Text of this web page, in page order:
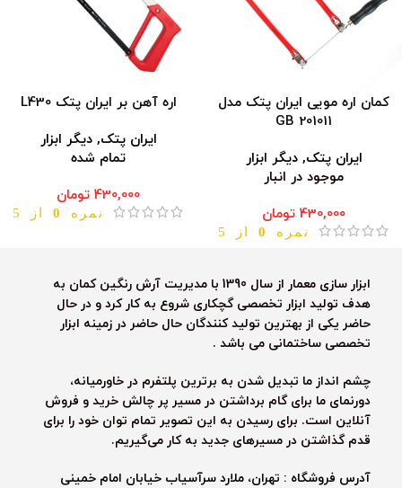
کمان اره مویی ایران پتک مدل
GB 201011
ایران پتک,دیگر ابزار
موجود در انبار
430,000 تومان
نمره 0 از 5
اره آهن بر ایران پتک L430
ایران پتک,دیگر ابزار
تمام شده
430,000 تومان
نمره 0 از 5
ابزار سازی معمار از سال 1390 با مدیریت آرش رنگین کمان به
هدف تولید ابزار تخصصی گچکاری شروع به کار کرد و در حال
حاضر یکی از بهترین تولید کنندگان حال حاضر در زمینه ابزار
تخصصی ساختمانی می باشد .
چشم انداز ما تبدیل شدن به برترین پلتفرم در خاورمیانه،
دورنمای ما برای گام برداشتن در مسیر پر چالش خرید و فروش
آنلاین است. برای رسیدن به این تصویر تمام توان خود را برای
قدم گذاشتن در مسیرهای جدید به کار می‌گیریم.
آدرس فروشگاه : تهران، ملارد سرآسیاب خیابان امام خمینی